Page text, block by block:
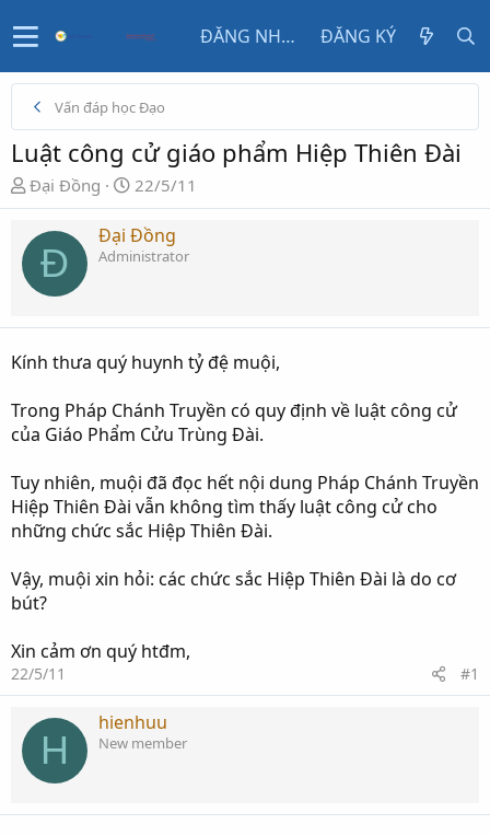
ĐĂNG NHẬP ĐĂNG KÝ
Vấn đáp học Đạo
Luật công cử giáo phẩm Hiệp Thiên Đài
N
g
ư
h
i
ạ
o
Đại Đồng
N
g
à
y
i
22/5/11
Đ
Đại Đồng
Administrator
Kính thưa quý huynh tỷ đệ muội,
Trong Pháp Chánh Truyền có quy định về luật công cử
của Giáo Phẩm Cửu Trùng Đài.
Tuy nhiên, muội đã đọc hết nội dung Pháp Chánh Truyền
Hiệp Thiên Đài vẫn không tìm thấy luật công cử cho
những chức sắc Hiệp Thiên Đài.
Vậy, muội xin hỏi: các chức sắc Hiệp Thiên Đài là do cơ
bút?
Xin cảm ơn quý htđm,
22/5/11 #1
H
hienhuu
New member